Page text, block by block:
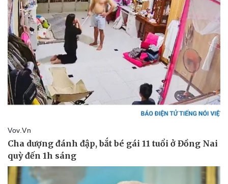
Thể thao
Bóng đá
Lịch thi đấu bóng đá
Thế giới thể thao
eSports
Ô tô - Xe máy
Ô tô
Xe máy
Tư vấn